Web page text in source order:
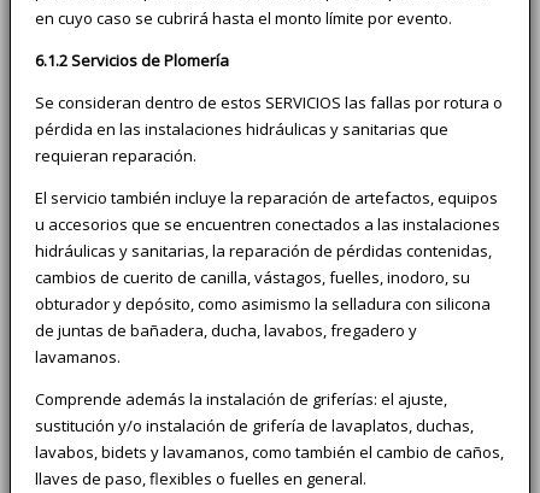
en cuyo caso se cubrirá hasta el monto límite por evento.
6.1.2 Servicios de Plomería
Se consideran dentro de estos SERVICIOS las fallas por rotura o
pérdida en las instalaciones hidráulicas y sanitarias que
requieran reparación.
El servicio también incluye la reparación de artefactos, equipos
u accesorios que se encuentren conectados a las instalaciones
hidráulicas y sanitarias, la reparación de pérdidas contenidas,
cambios de cuerito de canilla, vástagos, fuelles, inodoro, su
obturador y depósito, como asimismo la selladura con silicona
de juntas de bañadera, ducha, lavabos, fregadero y
lavamanos.
Comprende además la instalación de griferías: el ajuste,
sustitución y/o instalación de grifería de lavaplatos, duchas,
lavabos, bidets y lavamanos, como también el cambio de caños,
llaves de paso, flexibles o fuelles en general.